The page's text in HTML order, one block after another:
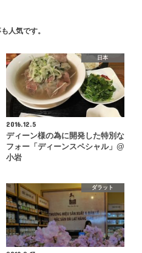
人気です。
日本
2016.12.5
ディーン様の為に開発した特別な
フォー「ディーンスペシャル」@
小岩
ダラット